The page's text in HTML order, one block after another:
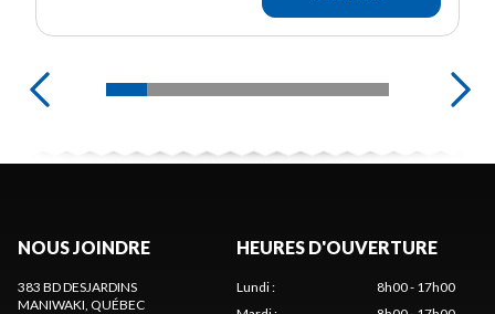
NOUS JOINDRE
383 BD DESJARDINS
MANIWAKI , QUÉBEC
HEURES D'OUVERTURE
Lundi:
8h00 - 17h00